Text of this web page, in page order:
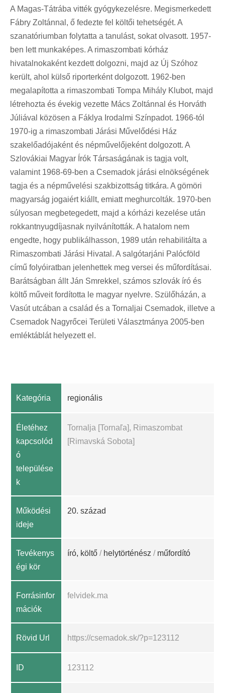
A Magas-Tátrába vitték gyógykezelésre. Megismerkedett
Fábry Zoltánnal, ő fedezte fel költői tehetségét. A
szanatóriumban folytatta a tanulást, sokat olvasott. 1957-
ben lett munkaképes. A rimaszombati kórház
hivatalnokaként kezdett dolgozni, majd az Új Szóhoz
került, ahol külső riporterként dolgozott. 1962-ben
megalapította a rimaszombati Tompa Mihály Klubot, majd
létrehozta és évekig vezette Mács Zoltánnal és Horváth
Júliával közösen a Fáklya Irodalmi Színpadot. 1966-tól
1970-ig a rimaszombati Járási Művelődési Ház
szakelőadójaként és népművelőjeként dolgozott. A
Szlovákiai Magyar Írók Társaságának is tagja volt,
valamint 1968-69-ben a Csemadok járási elnökségének
tagja és a népművelési szakbizottság titkára. A gömöri
magyarság jogaiért kiállt, emiatt meghurcolták. 1970-ben
súlyosan megbetegedett, majd a kórházi kezelése után
rokkantnyugdíjasnak nyilvánították. A hatalom nem
engedte, hogy publikálhasson, 1989 után rehabilitálta a
Rimaszombati Járási Hivatal. A salgótarjáni Palócföld
című folyóiratban jelenhettek meg versei és műfordításai.
Barátságban állt Ján Smrekkel, számos szlovák író és
költő műveit fordította le magyar nyelvre. Szülőházán, a
Vasút utcában a család és a Tornaljai Csemadok, illetve a
Csemadok Nagyrőcei Területi Választmánya 2005-ben
emléktáblát helyezett el.
Kategória regionális
Életéhez
kapcsolód
ó
települése
k
Tornalja [Tornaľa], Rimaszombat
[Rimavská Sobota]
Működési
ideje
20. század
Tevékenys
égi kör
író, költő / helytörténész / műfordító
Forrásinfor
mációk
felvidek.ma
Rövid Url https://csemadok.sk/?p=123112
ID 123112